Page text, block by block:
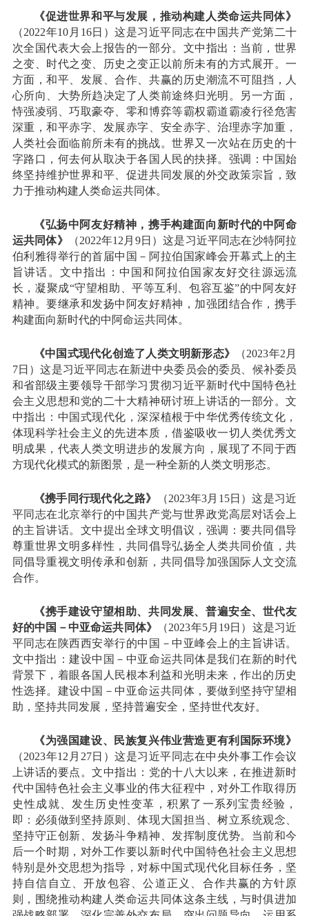
《促进世界和平与发展，推动构建人类命运共同体》
（2022年10月16日）这是习近平同志在中国共产党第二十
次全国代表大会上报告的一部分。文中指出：当前，世界
之变、时代之变、历史之变正以前所未有的方式展开。一
方面，和平、发展、合作、共赢的历史潮流不可阻挡，人
心所向、大势所趋决定了人类前途终归光明。另一方面，
恃强凌弱、巧取豪夺、零和博弈等霸权霸道霸凌行径危害
深重，和平赤字、发展赤字、安全赤字、治理赤字加重，
人类社会面临前所未有的挑战。世界又一次站在历史的十
字路口，何去何从取决于各国人民的抉择。强调：中国始
终坚持维护世界和平、促进共同发展的外交政策宗旨，致
力于推动构建人类命运共同体。
《弘扬中阿友好精神，携手构建面向新时代的中阿命
运共同体》
（2022年12月9日）这是习近平同志在沙特阿拉
伯利雅得举行的首届中国－阿拉伯国家峰会开幕式上的主
旨讲话。文中指出：中国和阿拉伯国家友好交往源远流
长，凝聚成“守望相助、平等互利、包容互鉴”的中阿友好
精神。要继承和发扬中阿友好精神，加强团结合作，携手
构建面向新时代的中阿命运共同体。
《中国式现代化创造了人类文明新形态》
（2023年2月
7日）这是习近平同志在新进中央委员会的委员、候补委员
和省部级主要领导干部学习贯彻习近平新时代中国特色社
会主义思想和党的二十大精神研讨班上讲话的一部分。文
中指出：中国式现代化，深深植根于中华优秀传统文化，
体现科学社会主义的先进本质，借鉴吸收一切人类优秀文
明成果，代表人类文明进步的发展方向，展现了不同于西
方现代化模式的新图景，是一种全新的人类文明形态。
《携手同行现代化之路》
（2023年3月15日）这是习近
平同志在北京举行的中国共产党与世界政党高层对话会上
的主旨讲话。文中提出全球文明倡议，强调：要共同倡导
尊重世界文明多样性，共同倡导弘扬全人类共同价值，共
同倡导重视文明传承和创新，共同倡导加强国际人文交流
合作。
《携手建设守望相助、共同发展、普遍安全、世代友
好的中国－中亚命运共同体》
（2023年5月19日）这是习近
平同志在陕西西安举行的中国－中亚峰会上的主旨讲话。
文中指出：建设中国－中亚命运共同体是我们在新的时代
背景下，着眼各国人民根本利益和光明未来，作出的历史
性选择。建设中国－中亚命运共同体，要做到坚持守望相
助，坚持共同发展，坚持普遍安全，坚持世代友好。
《为强国建设、民族复兴伟业营造更有利国际环境》
（2023年12月27日）这是习近平同志在中央外事工作会议
上讲话的要点。文中指出：党的十八大以来，在推进新时
代中国特色社会主义事业的伟大征程中，对外工作取得历
史性成就、发生历史性变革，积累了一系列宝贵经验，
即：必须做到坚持原则、体现大国担当、树立系统观念、
坚持守正创新、发扬斗争精神、发挥制度优势。当前和今
后一个时期，对外工作要以新时代中国特色社会主义思想
特别是外交思想为指导，对标中国式现代化目标任务，坚
持自信自立、开放包容、公道正义、合作共赢的方针原
则，围绕推动构建人类命运共同体这条主线，与时俱进加